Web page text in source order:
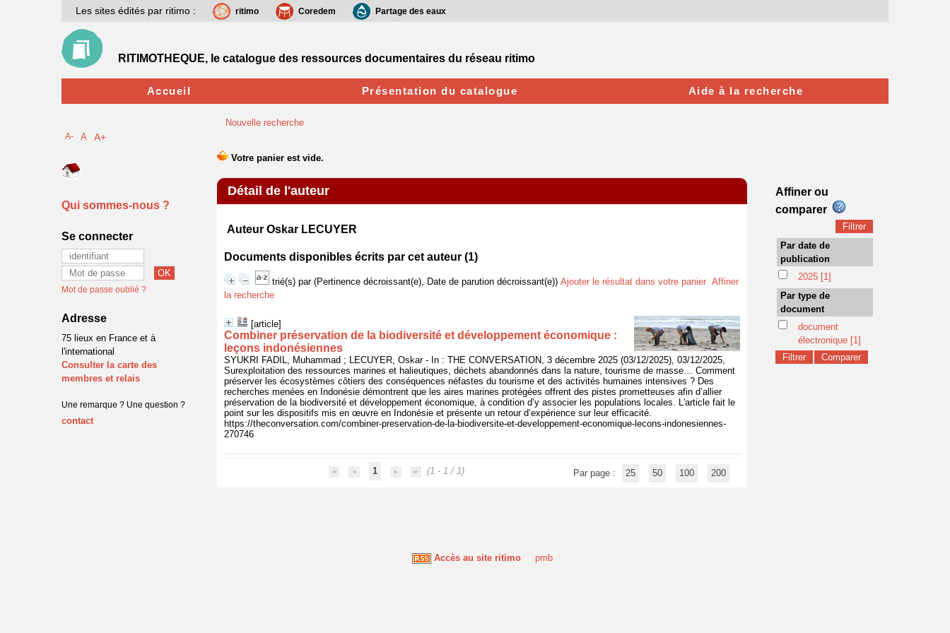
Nouvelle recherche
Détail de l'auteur
Auteur Oskar LECUYER
Documents disponibles écrits par cet auteur (1)
trié(s) par (Pertinence décroissant(e), Date de parution décroissant(e)) Ajouter le résultat dans votre panier Affiner
la recherche
[article]
Combiner préservation de la biodiversité et développement économique :
leçons indonésiennes
SYUKRI FADIL, Muhammad ; LECUYER, Oskar - In : THE CONVERSATION, 3 décembre 2025 (03/12/2025), 03/12/2025,
Surexploitation des ressources marines et halieutiques, déchets abandonnés dans la nature, tourisme de masse… Comment
préserver les écosystèmes côtiers des conséquences néfastes du tourisme et des activités humaines intensives ? Des
recherches menées en Indonésie démontrent que les aires marines protégées offrent des pistes prometteuses afin d’allier
préservation de la biodiversité et développement économique, à condition d’y associer les populations locales. L'article fait le
point sur les dispositifs mis en œuvre en Indonésie et présente un retour d’expérience sur leur efficacité.
https://theconversation.com/combiner-preservation-de-la-biodiversite-et-developpement-economique-lecons-indonesiennes-
270746
1 (1 - 1 / 1) Par page : 25 50 100 200
Accès au site ritimo pmb
Les sites édités par ritimo : ritimo Coredem Partage des eaux
RITIMOTHEQUE, le catalogue des ressources documentaires du réseau ritimo
Accueil Présentation du catalogue Aide à la recherche
A- A A+
Qui sommes-nous ?
Se connecter
Mot de passe oublié ?
Adresse
75 lieux en France et à
l'international
Consulter la carte des
membres et relais
Une remarque ? Une question ?
contact
Affiner ou
comparer
Par date de
publication
2025 [1]
Par type de
document
document
électronique [1]